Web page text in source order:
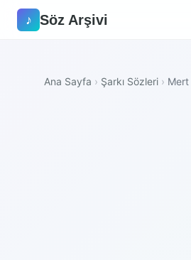
♪ Söz Arşivi
Ana Sayfa › Şarkı Sözleri › Mert